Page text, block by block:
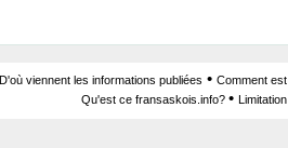
D'où viennent les informations publiées • Comment
Qu'est ce fransaskois.info? •